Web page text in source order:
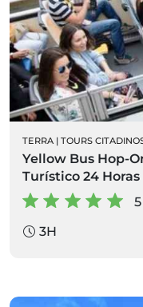
TERRA | TOURS
Yellow Bus Hop-
Turístico 24 Horas
3H